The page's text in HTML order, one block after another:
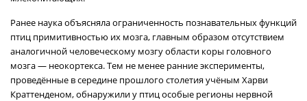
Ранее наука объясняла ограниченность познавательных функций
птиц примитивностью их мозга, главным образом отсутствием
аналогичной человеческому мозгу области коры головного
мозга — неокортекса. Тем не менее ранние эксперименты,
проведённые в середине прошлого столетия учёным Харви
Краттенденом, обнаружили у птиц особые регионы нервной